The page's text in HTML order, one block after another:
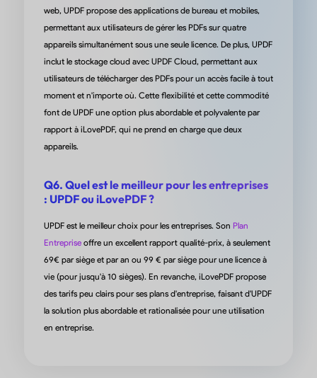
« Depuis quelques mois, j'utilise UPDF comme mon principal
d'édition PDF. Il est très facile à naviguer et à éditer, ajouter des
pages, extraire des pages, organiser des pages. Ajouter des
d'autres formes. Pour l'édition de gros fichiers, il traite assez
rapidement. UPDF fournit des outils de gestion des pages,
auxquels je peux facilement éditer de grands fichiers pour mon
de bureau. Ajouter des fichiers PDF par lots est très utile pour
dans plusieurs cas. Je peux facilement réduire la taille des
et les envoyer à mes collègues sans compromettre la qualité.
offrent également un support UCloud, je peux télécharger mes
appareil par synchronisation. »
de Shovon I. sur Capterra
web, UPDF propose des applications de bureau et mobiles,
permettant aux utilisateurs de gérer les PDFs sur quatre
appareils simultanément sous une seule licence. De plus, UPDF
inclut le stockage cloud avec UPDF Cloud, permettant aux
utilisateurs de télécharger des PDFs pour un accès facile à tout
moment et n'importe où. Cette flexibilité et cette commodité
font de UPDF une option plus abordable et polyvalente par
rapport à iLovePDF, qui ne prend en charge que deux
appareils.
Q6. Quel est le meilleur pour les entreprises
: UPDF ou iLovePDF ?
UPDF est le meilleur choix pour les entreprises. Son Plan
Entrepriseoffre un excellent rapport qualité-prix, à seulement
69€ par siège et par an ou 99 € par siège pour une licence à
vie (pour jusqu'à 10 sièges). En revanche, iLovePDF propose
des tarifs peu clairs pour ses plans d'entreprise, faisant d'UPDF
la solution plus abordable et rationalisée pour une utilisation
en entreprise.